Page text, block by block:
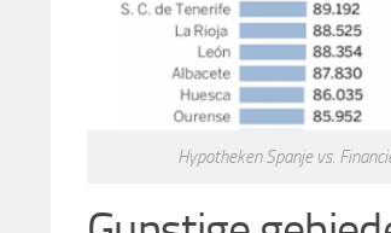
Hypotheken Spanje vs.